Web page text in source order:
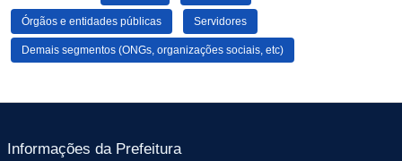
Órgãos e entidades públicas Servidores
Demais segmentos (ONGs, organizações sociais, etc)
Informações da Prefeitura